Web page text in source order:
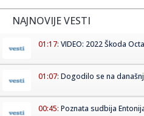
NAJNOVIJE VESTI
01:17: VIDEO: 2022 Škoda
01:07: Dogodilo se na
00:45: Poznata sudbija